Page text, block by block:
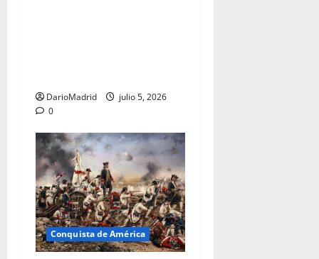
DarioMadrid
julio 5, 2026
0
Conquista de América